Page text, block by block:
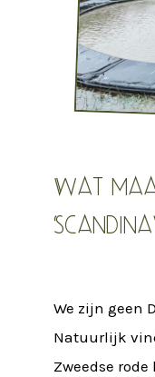
Wat
We zijn geen
Natuurlijk
Zweedse